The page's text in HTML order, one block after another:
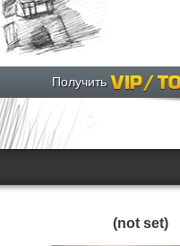
Получить
(not set)